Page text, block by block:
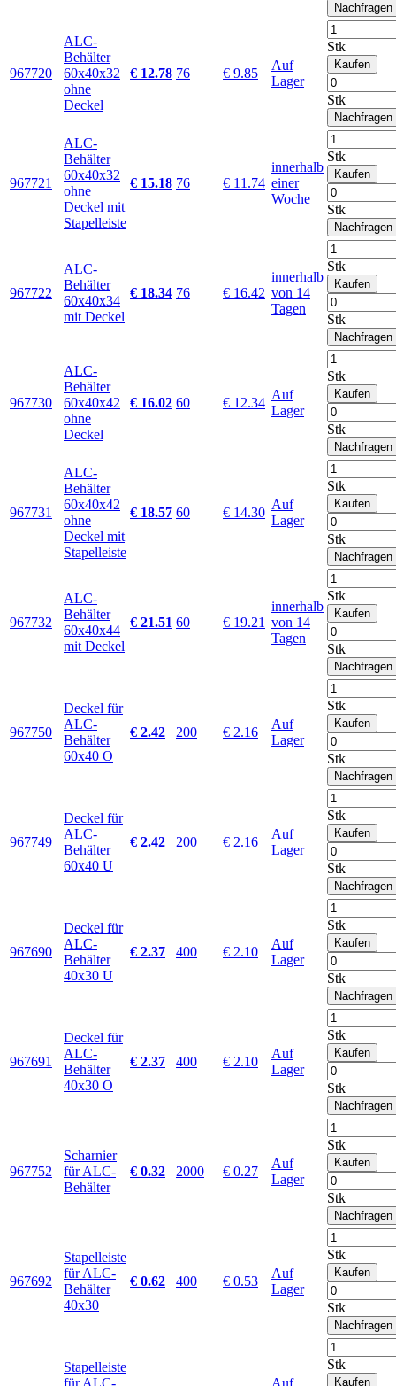
Nachfragen
967720
ALC-
Behälter
60x40x32
ohne
Deckel
€ 12.78 76 € 9.85
Auf
Lager
Stk
Kaufen
Stk
Nachfragen
967721
ALC-
Behälter
60x40x32
ohne
Deckel mit
Stapelleiste
€ 15.18 76 € 11.74
innerhalb
einer
Woche
Stk
Kaufen
Stk
Nachfragen
967722
ALC-
Behälter
60x40x34
mit Deckel
€ 18.34 76 € 16.42
innerhalb
von 14
Tagen
Stk
Kaufen
Stk
Nachfragen
967730
ALC-
Behälter
60x40x42
ohne
Deckel
€ 16.02 60 € 12.34
Auf
Lager
Stk
Kaufen
Stk
Nachfragen
967731
ALC-
Behälter
60x40x42
ohne
Deckel mit
Stapelleiste
€ 18.57 60 € 14.30
Auf
Lager
Stk
Kaufen
Stk
Nachfragen
967732
ALC-
Behälter
60x40x44
mit Deckel
€ 21.51 60 € 19.21
innerhalb
von 14
Tagen
Stk
Kaufen
Stk
Nachfragen
967750
Deckel für
ALC-
Behälter
60x40 O
€ 2.42 200 € 2.16
Auf
Lager
Stk
Kaufen
Stk
Nachfragen
967749
Deckel für
ALC-
Behälter
60x40 U
€ 2.42 200 € 2.16
Auf
Lager
Stk
Kaufen
Stk
Nachfragen
967690
Deckel für
ALC-
Behälter
40x30 U
€ 2.37 400 € 2.10
Auf
Lager
Stk
Kaufen
Stk
Nachfragen
967691
Deckel für
ALC-
Behälter
40x30 O
€ 2.37 400 € 2.10
Auf
Lager
Stk
Kaufen
Stk
Nachfragen
967752
Scharnier
für ALC-
Behälter
€ 0.32 2000 € 0.27
Auf
Lager
Stk
Kaufen
Stk
Nachfragen
967692
Stapelleiste
für ALC-
Behälter
40x30
€ 0.62 400 € 0.53
Auf
Lager
Stk
Kaufen
Stk
Nachfragen
Stapelleiste
Stk
Kaufen